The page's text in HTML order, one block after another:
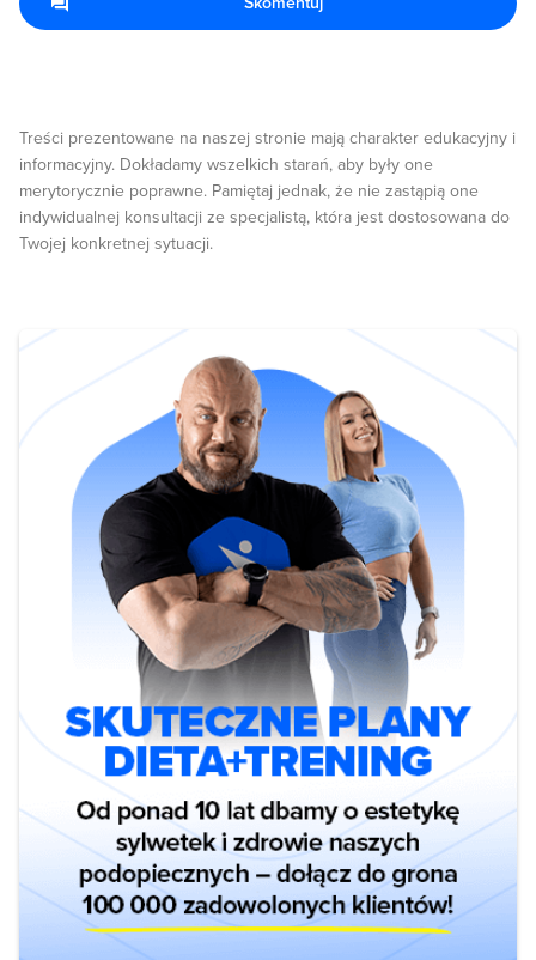
Treści prezentowane na naszej stronie mają charakter edukacyjny i
informacyjny. Dokładamy wszelkich starań, aby były one
merytorycznie poprawne. Pamiętaj jednak, że nie zastąpią one
indywidualnej konsultacji ze specjalistą, która jest dostosowana do
Twojej konkretnej sytuacji.